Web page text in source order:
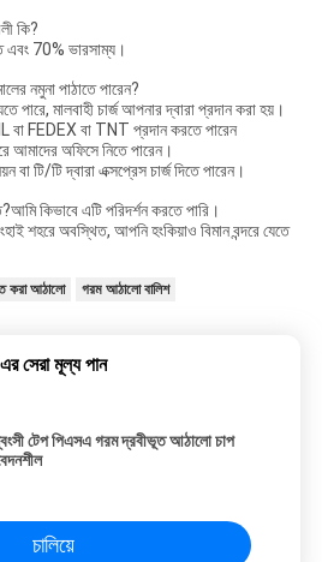
কি?
70% ভারসাম্য।
নমুনা পাঠাতে পারেন?
পারে, মালবাহী চার্জ আপনার দ্বারা প্রদান করা হয়।
FEDEX বা TNT প্রদান করতে পারেন
অফিসে নিতে পারেন।
টি/টি দ্বারা এক্সপ্রেস চার্জ দিতে পারেন।
কিভাবে এটি পরিদর্শন করতে পারি।
শহরে অবস্থিত, আপনি হংকিয়াও বিমান বন্দরে যেতে
করা আঠালো গরম আঠালো বালিশ
এর সেরা মূল্য পান
টেপ পিএসএ গরম দ্রবীভূত আঠালো চাপ
চালিয়ে